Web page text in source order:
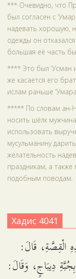
*** Очевидно, что
был согласен с
надевать хорошую,
одежды он
большая её часть
**** Это был ‘Усман
же касается его
ислам раньше ‘Умара
***** По словам ан-
носить шёлк
использовать
мусульманину
желательность
праздникам, а
подобным поводам.
Хадис 4041
الْقِصَّةِ، قَالَ:
دِيبَاجٍ، وَقَالَ: